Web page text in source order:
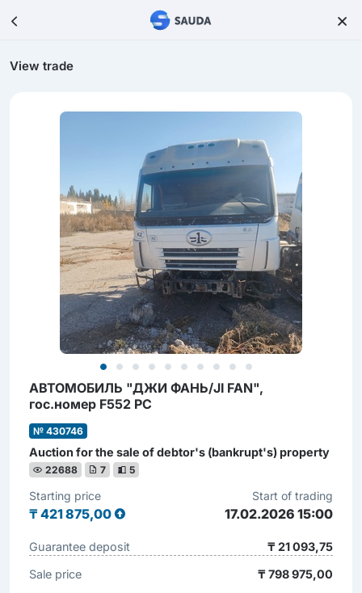
View trade
АВТОМОБИЛЬ "ДЖИ ФАНЬ/JI FAN",
гос.номер F552 PC
№ 430746
Auction for the sale of debtor's (bankrupt's) property
22688 7 5
Starting price
₸ 421 875,00
Start of trading
17.02.2026 15:00
Guarantee deposit
₸ 21 093,75
Sale price
₸ 798 975,00